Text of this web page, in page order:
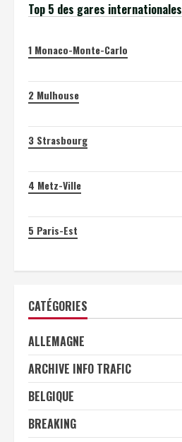
Top 5 des gares internationales
1 Monaco-Monte-Carlo
2 Mulhouse
3 Strasbourg
4 Metz-Ville
5 Paris-Est
CATÉGORIES
ALLEMAGNE
ARCHIVE INFO TRAFIC
BELGIQUE
BREAKING